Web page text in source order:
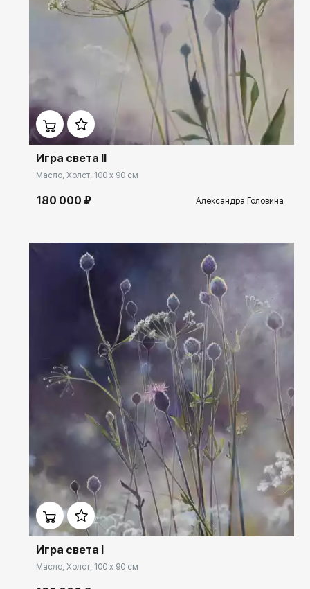
Домен: rakovgallery.ru
Игра света II
Масло, Холст, 100 x 90 см
180 000 ₽ Александра Головина
Домен: rakovgallery.ru
Игра света I
Масло, Холст, 100 x 90 см